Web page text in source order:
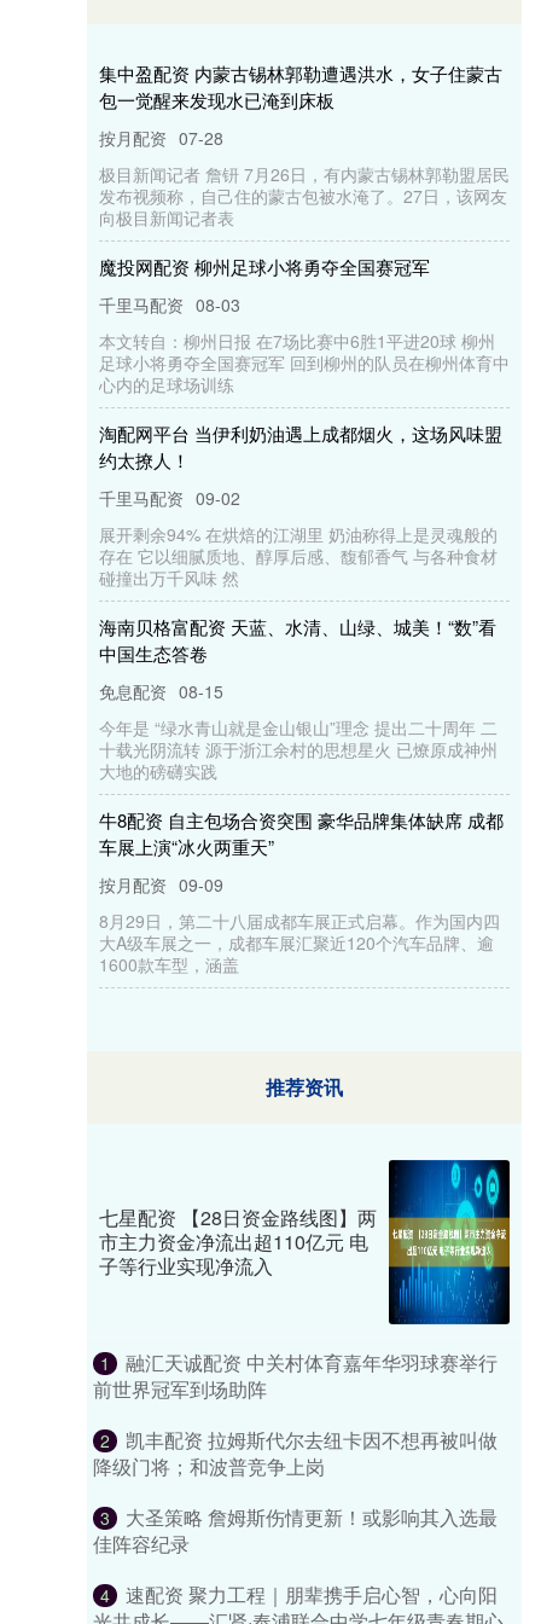
集中盈配资 内蒙古锡林郭勒遭遇洪水，女子住蒙古
包一觉醒来发现水已淹到床板
按月配资 07-28
极目新闻记者 詹钘 7月26日，有内蒙古锡林郭勒盟居民
发布视频称，自己住的蒙古包被水淹了。27日，该网友
向极目新闻记者表
魔投网配资 柳州足球小将勇夺全国赛冠军
千里马配资 08-03
本文转自：柳州日报 在7场比赛中6胜1平进20球 柳州
足球小将勇夺全国赛冠军 回到柳州的队员在柳州体育中
心内的足球场训练
淘配网平台 当伊利奶油遇上成都烟火，这场风味盟
约太撩人！
千里马配资 09-02
展开剩余94% 在烘焙的江湖里 奶油称得上是灵魂般的
存在 它以细腻质地、醇厚后感、馥郁香气 与各种食材
碰撞出万千风味 然
海南贝格富配资 天蓝、水清、山绿、城美！“数”看
中国生态答卷
免息配资 08-15
今年是 “绿水青山就是金山银山”理念 提出二十周年 二
十载光阴流转 源于浙江余村的思想星火 已燎原成神州
大地的磅礴实践
牛8配资 自主包场合资突围 豪华品牌集体缺席 成都
车展上演“冰火两重天”
按月配资 09-09
8月29日，第二十八届成都车展正式启幕。作为国内四
大A级车展之一，成都车展汇聚近120个汽车品牌、逾
1600款车型，涵盖
推荐资讯
七星配资 【28日资金路线图】两
市主力资金净流出超110亿元 电
子等行业实现净流入
1
融汇天诚配资 中关村体育嘉年华羽球赛举行
前世界冠军到场助阵
2
凯丰配资 拉姆斯代尔去纽卡因不想再被叫做
降级门将；和波普竞争上岗
3
大圣策略 詹姆斯伤情更新！或影响其入选最
佳阵容纪录
4
速配资 聚力工程｜朋辈携手启心智，心向阳